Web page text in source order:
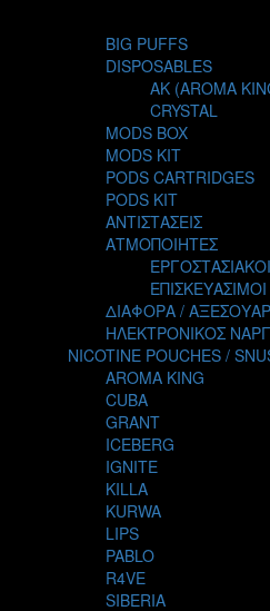
NUBO
OMERTA LIQUIDS
OPMH
S-ELF JUICE
SADBOY
SCANDAL
SECRET FOREST
STEAM CITY
STEAM TRAIN
STEAMPUNK
TALES
TATTOO
THE ALCHEMIST
THE SMOKER'S
TIKI MAHU
TWIST
VGOD
WILD ZOO
YETI
BIG PUFFS
DISPOSABLES
AK (AROMA
CRYSTAL
MODS BOX
MODS KIT
PODS CARTRIDGES
PODS KIT
ΑΝΤΙΣΤΑΣΕΙΣ
ΑΤΜΟΠΟΙΗΤΕΣ
ΕΡΓΟΣΤΑΣΙΑΚΟΙ
ΔΙΑΦΟΡΑ / ΑΞΕΣΟΥΑΡ
ΗΛΕΚΤΡΟΝΙΚΟΣ
NICOTINE POUCHES /
AROMA KING
CUBA
GRANT
ICEBERG
IGNITE
KILLA
KURWA
LIPS
PABLO
R4VE
SIBERIA